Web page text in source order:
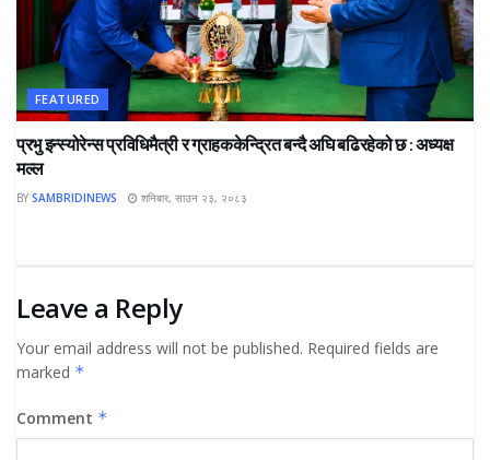
FEATURED
प्रभु इन्स्योरेन्स प्रविधिमैत्री र ग्राहककेन्द्रित बन्दै अघि बढिरहेको छ : अध्यक्ष
मल्ल
BY SAMBRIDINEWS शनिबार, साउन २३, २०८३
Leave a Reply
Your email address will not be published. Required fields are
marked *
Comment *